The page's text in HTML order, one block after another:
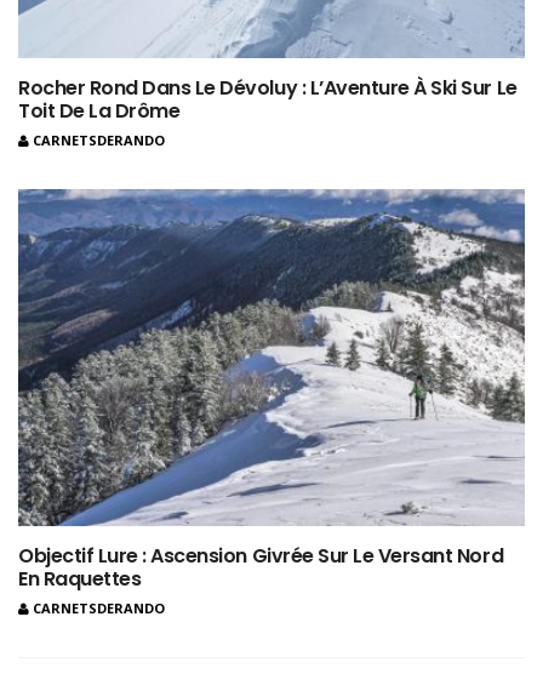
Rocher Rond Dans Le Dévoluy : L’Aventure À Ski Sur Le
Toit De La Drôme
CARNETSDERANDO
Objectif Lure : Ascension Givrée Sur Le Versant Nord
En Raquettes
CARNETSDERANDO